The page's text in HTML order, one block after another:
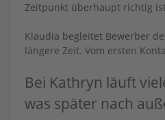
Zeitpunkt überhaupt richtig
Klaudia begleitet Bewerber
längere Zeit. Vom ersten
Bei Kathryn läuft
was später nach